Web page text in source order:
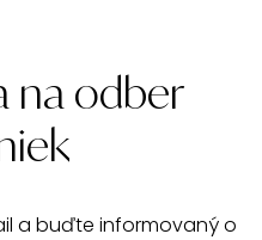
na odber
a buďte informovaný o